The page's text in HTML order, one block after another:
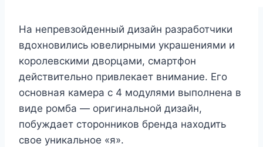
На непревзойденный дизайн разработчики
вдохновились ювелирными украшениями и
королевскими дворцами, смартфон
действительно привлекает внимание. Его
основная камера с 4 модулями выполнена в
виде ромба — оригинальной дизайн,
побуждает сторонников бренда находить
свое уникальное «я».